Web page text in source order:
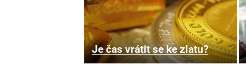
Je čas vrátit se ke zlatu?